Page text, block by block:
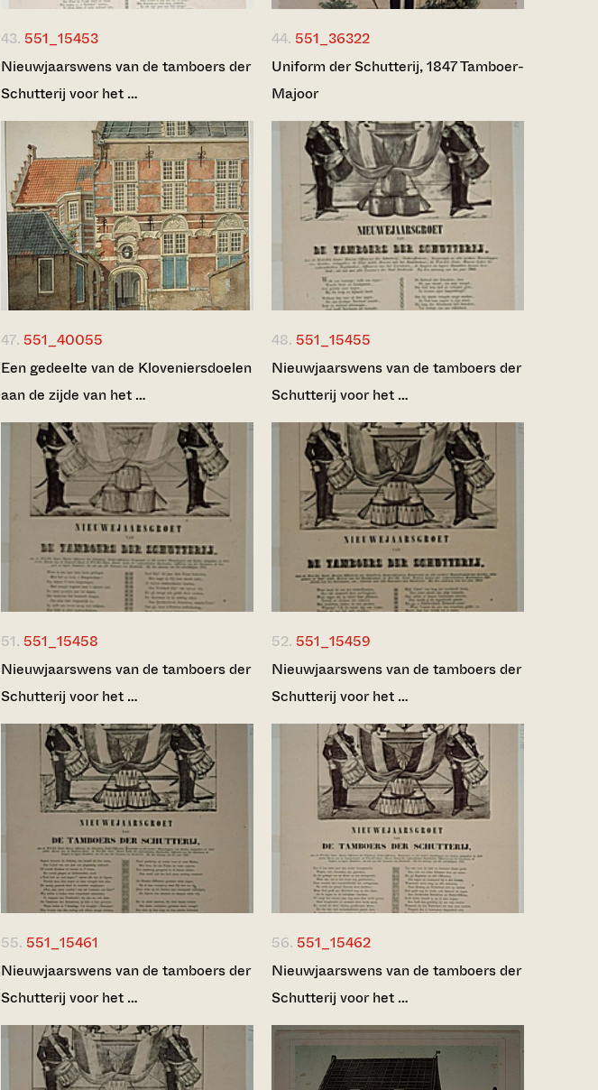
43. 551_15453
Nieuwjaarswens van de tamboers der
Schutterij voor het …
44. 551_36322
Uniform der Schutterij, 1847 Tamboer-
Majoor
47. 551_40055
Een gedeelte van de Kloveniersdoelen
aan de zijde van het …
48. 551_15455
Nieuwjaarswens van de tamboers der
Schutterij voor het …
51. 551_15458
Nieuwjaarswens van de tamboers der
Schutterij voor het …
52. 551_15459
Nieuwjaarswens van de tamboers der
Schutterij voor het …
55. 551_15461
Nieuwjaarswens van de tamboers der
Schutterij voor het …
56. 551_15462
Nieuwjaarswens van de tamboers der
Schutterij voor het …